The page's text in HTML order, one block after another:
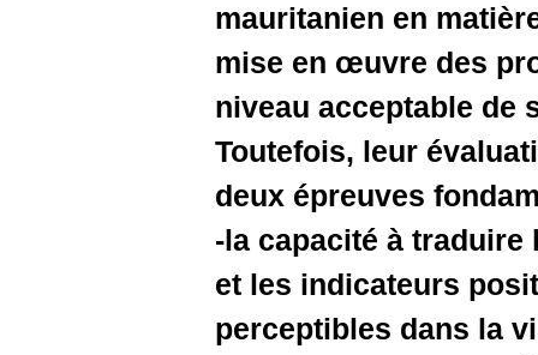
mise en
niveau
deux
-la
et les